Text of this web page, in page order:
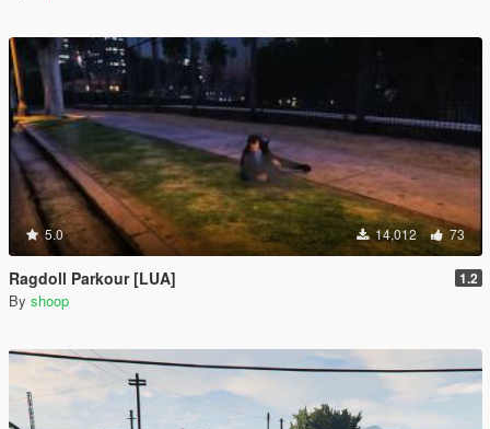
5.0 14,012 73
Ragdoll Parkour [LUA] 1.2
By shoop